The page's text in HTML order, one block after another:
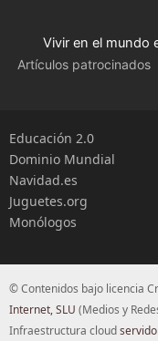
Vivir en el mundo
Artículos patrocinados
Educación 2.0
Dominio Mundial
Navidad.es
Juguetes.org
Monólogos
© Contenidos bajo licencia
Internet, SLU (Medios y
Infraestructura cloud